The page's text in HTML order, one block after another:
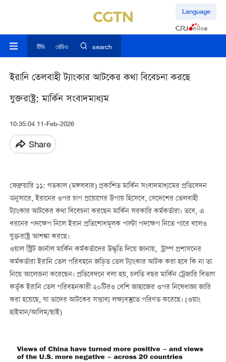
Language
টিভি রেডিও search
ইরানি তেলবাহী ট্যাংকার আটকের কথা বিবেচনা করছে
যুক্তরাষ্ট্র: মার্কিন সংবাদমাধ্যম
10:35:04 11-Feb-2026
Share
ফেব্রুয়ারি ১১: গতকাল (মঙ্গলবার) প্রকাশিত মার্কিন সংবাদমাধ্যমের প্রতিবেদন
অনুসারে, ইরানের ওপর চাপ প্রয়োগের উপায় হিসেবে, সেদেশের তেলবাহী
ট্যাংকার আটকের কথা বিবেচনা করছেন মার্কিন সরকারি কর্মকর্তারা। তবে, এ
ধরনের পদক্ষেপ নিলে ইরান প্রতিশোধমূলক পাল্টা পদক্ষেপ নিতে পারে বলেও
যুক্তরাষ্ট্র আশঙ্কা করছে।
ওয়াল স্ট্রিট জার্নাল মার্কিন কর্মকর্তাদের উদ্ধৃতি দিয়ে জানায়, ট্রাম্প প্রশাসনের
কর্মকর্তারা ইরানি তেল পরিবহনে জড়িত তেল ট্যাংকার আটক করা হবে কি না তা
নিয়ে আলোচনা করেছেন। প্রতিবেদনে বলা হয়, চলতি বছর মার্কিন ট্রেজারি বিভাগ
কর্তৃক ইরানি তেল পরিবহনকারী ২০টিরও বেশি জাহাজের ওপর নিষেধাজ্ঞা জারি
করা হয়েছে, যা তাদের আটকের সম্ভাব্য লক্ষ্যবস্তুতে পরিণত করেছে। (ওয়াং
হাইমান/আলিম/ছাই)